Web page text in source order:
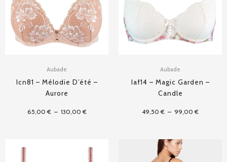
Aubade
Icn81 – Mélodie D’été –
Aurore
65,00€ – 130,00€
Aubade
Iaf14 – Magic Garden –
Candle
49,50€ – 99,00€